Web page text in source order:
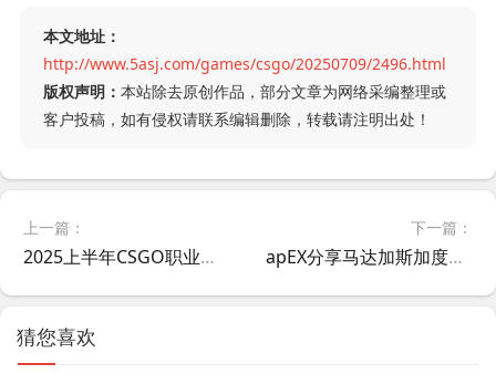
本文地址：
http://www.5asj.com/games/csgo/20250709/2496.html
版权声明： 本站除去原创作品，部分文章为网络采编整理或
客户投稿，如有侵权请联系编辑删除，转载请注明出处！
上一篇：
2025上半年CSGO职业选手火力榜：donk满分登顶 ZywOo紧随其后
下一篇：
apEX分享马达加斯加度假之旅：遇见最纯粹的人间善意
猜您喜欢